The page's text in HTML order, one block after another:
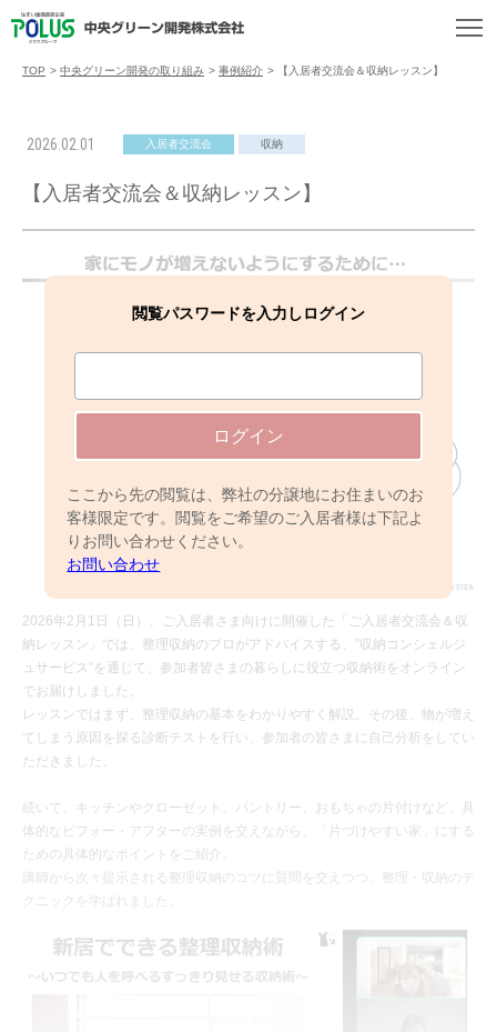
TOP > 中央グリーン開発の取り組み > 事例紹介 > 【入居者交流会＆収納レッスン】
2026.02.01 入居者交流会 収納
【入居者交流会＆収納レッスン】
閲覧パスワードを入力しログイン
ログイン
ここから先の閲覧は、弊社の分譲地にお住まいのお
客様限定です。閲覧をご希望のご入居者様は下記よ
りお問い合わせください。
お問い合わせ
2026年2月1日（日）、ご入居者さま向けに開催した「ご入居者交流会＆収
納レッスン」では、整理収納のプロがアドバイスする、”収納コンシェルジ
ュサービス”を通じて、参加者皆さまの暮らしに役立つ収納術をオンライン
でお届けしました。
レッスンではまず、整理収納の基本をわかりやすく解説。その後、物が増え
てしまう原因を探る診断テストを行い、参加者の皆さまに自己分析をしてい
ただきました。
続いて、キッチンやクローゼット、パントリー、おもちゃの片付けなど、具
体的なビフォー・アフターの実例を交えながら、「片づけやすい家」にする
ための具体的なポイントをご紹介。
講師から次々提示される整理収納のコツに質問を交えつつ、整理・収納のテ
クニックを学ばれました。